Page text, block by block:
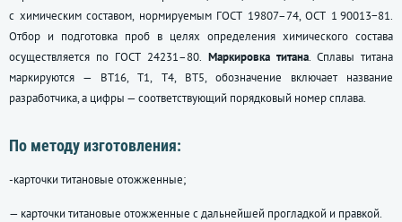
с химическим составом, нормируемым ГОСТ 19807–74, ОСТ 1 90013−81.
Отбор и подготовка проб в целях определения химического состава
осуществляется по ГОСТ 24231–80. Маркировка титана. Сплавы титана
маркируются — ВТ16, Т1, Т4, ВТ5, обозначение включает название
разработчика, а цифры — соответствующий порядковый номер сплава.
По методу изготовления:
-карточки титановые отожженные;
— карточки титановые отожженные с дальнейшей прогладкой и правкой.